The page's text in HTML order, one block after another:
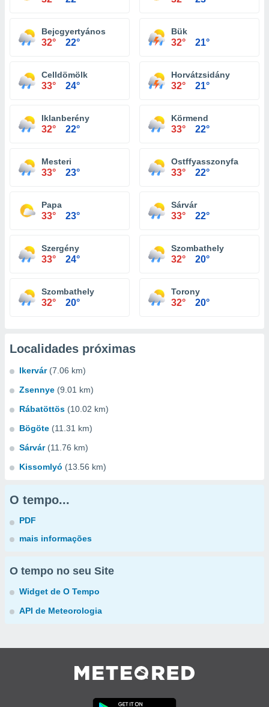
Bejcgyertyános
32° 22°
Bük
32° 21°
Celldömölk
33° 24°
Horvátzsidány
32° 21°
Iklanberény
32° 22°
Körmend
33° 22°
Mesteri
33° 23°
Ostffyasszonyfa
33° 22°
Papa
33° 23°
Sárvár
33° 22°
Szergény
33° 24°
Szombathely
32° 20°
Szombathely
32° 20°
Torony
32° 20°
Localidades próximas
Ikervár (7.06 km)
Zsennye (9.01 km)
Rábatöttös (10.02 km)
Bögöte (11.31 km)
Sárvár (11.76 km)
Kissomlyó (13.56 km)
O tempo...
PDF
mais informações
O tempo no seu Site
Widget de O Tempo
API de Meteorologia